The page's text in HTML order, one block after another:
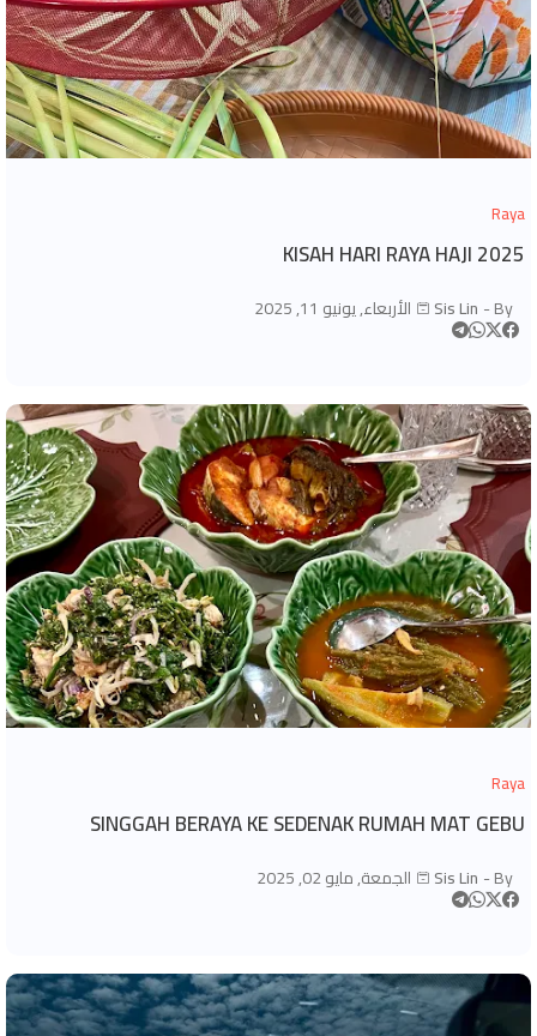
Raya
KISAH HARI RAYA HAJI 2025
By -
Sis Lin الأربعاء, يونيو 11, 2025
Raya
SINGGAH BERAYA KE SEDENAK RUMAH MAT GEBU
By -
Sis Lin الجمعة, مايو 02, 2025